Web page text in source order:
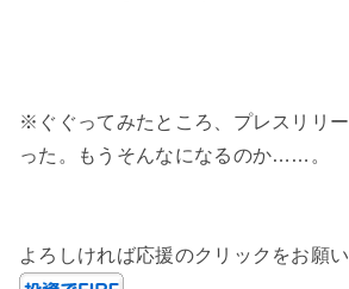
※ぐぐってみたところ、プレスリリ
った。もうそんなになるのか……。
よろしければ応援のクリックをお願い